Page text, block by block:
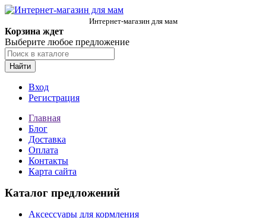
Интернет-магазин для мам
Корзина ждет
Выберите любое предложение
Найти
Вход
Регистрация
Главная
Блог
Доставка
Оплата
Контакты
Карта сайта
Каталог предложений
Аксессуары для кормления